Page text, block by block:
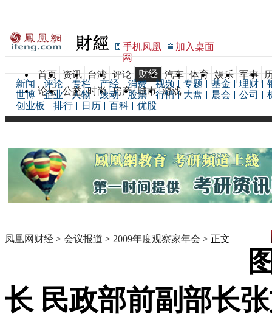
手机凤凰
网
加入桌面
首页 资讯 台湾 评论 财经 汽车 体育 娱乐 军事
论坛 公益 时尚 房产 城市 游戏
新闻 评论 专栏 产经 消费 视频 专题 基金 理财
世博
企业 人物 滚动 股票 行情 大盘 晨会 公司
创业板
排行 日历 百科 优股
凤凰网财经 > 会议报道 > 2009年度观察家年会 > 正文
长 民政部前副部长